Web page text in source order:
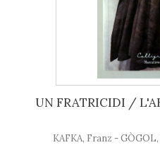
UN FRATRICIDI /
KAFKA, Franz -